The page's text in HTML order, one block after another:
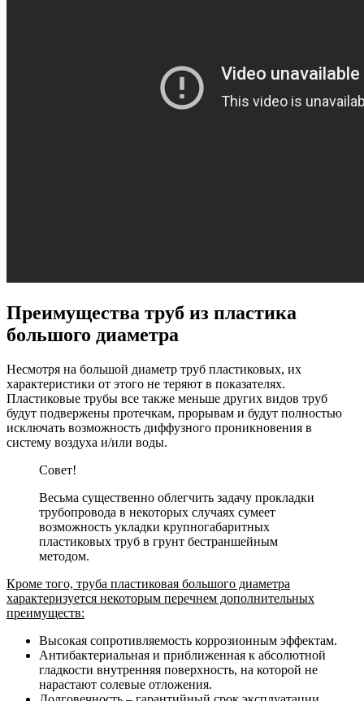
Преимущества труб из пластика
большого диаметра
Несмотря на большой диаметр труб пластиковых, их
характеристики от этого не теряют в показателях.
Пластиковые трубы все также меньше других видов труб
будут подвержены протечкам, прорывам и будут полностью
исключать возможность диффузного проникновения в
систему воздуха и/или воды.
Совет!
Весьма существенно облегчить задачу прокладки
трубопровода в некоторых случаях сумеет
возможность укладки крупногабаритных
пластиковых труб в грунт бестраншейным
методом.
Кроме того, труба пластиковая большого диаметра
характеризуется некоторым перечнем дополнительных
преимуществ:
Высокая сопротивляемость коррозионным эффектам.
Антибактериальная и приближенная к абсолютной
гладкости внутренняя поверхность, на которой не
нарастают солевые отложения.